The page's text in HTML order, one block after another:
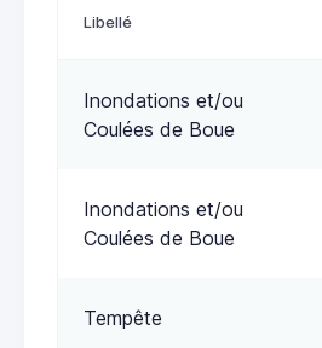
Libellé
Inondations et/ou
Coulées de Boue
Inondations et/ou
Coulées de Boue
Tempête